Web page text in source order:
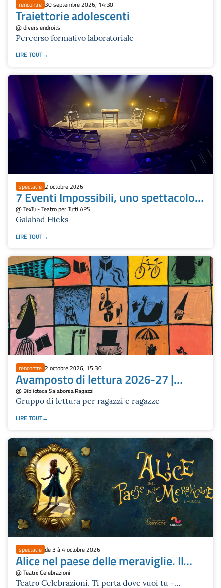
rencontre 30 septembre 2026, 14:30
Traiettorie adolescenti
@ divers endroits
Percorso formativo laboratoriale
LIRE TOUT
spectacle 2 octobre 2026
7 Eventi Impossibili, uno spettacolo
unico nella vita
@ TexTu - Teatro per Tutti APS
Galahad Hicks
LIRE TOUT
rencontre 2 octobre 2026, 15:30
Avamposto di lettura 2026-27 |
Salaborsa Ragazzi
@ Biblioteca Salaborsa Ragazzi
Gruppo di lettura per ragazzi e ragazze
LIRE TOUT
spectacle de 3 à 4 octobre 2026
Alice nel paese delle meraviglie. Il
Musical
@ Teatro Celebrazioni
Teatro Celebrazioni. Ti porta dove vuoi tu -